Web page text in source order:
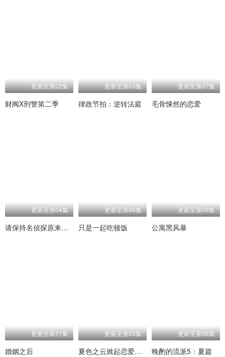
更新至第02集
财阀X刑警第二季
更新至第03集
律政节拍：逆转法庭
更新至第07集
毛骨悚然的恋爱
更新至第04集
请保持名侦探原来的样子
更新至第06集
只是一起吃顿饭
更新至第09集
公寓黑风暴
更新至第11集
婚姻之后
更新至第05集
夏色之云掀起恋爱与风暴
更新至第06集
晚酌的流派5：夏篇